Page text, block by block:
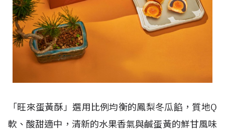
「旺來蛋黃酥」選用比例均衡的鳳梨冬瓜餡，質地Q
軟、酸甜適中，清新的水果香氣與鹹蛋黃的鮮甘風味